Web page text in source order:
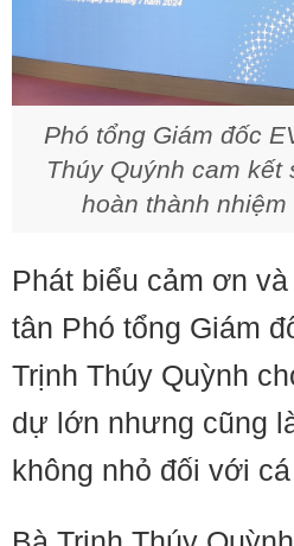
Phó tổng Giám đốc
Thúy Quýnh cam kết
hoàn thành
Phát biểu cảm ơn
tân Phó tổng Giám
Trịnh Thúy Quỳnh
dự lớn nhưng cũng
không nhỏ đối với